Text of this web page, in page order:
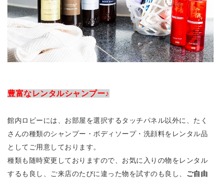
豊富なレンタルシャンプー♪
館内ロビーには、お部屋を選択するタッチパネル以外に、たく
さんの種類のシャンプー・ボディソープ・洗顔料をレンタル品
としてご用意しております。
種類も随時変更しておりますので、お気に入りの物をレンタル
するも良し、ご来店のたびに違った物を試すのも良し、 ご自由